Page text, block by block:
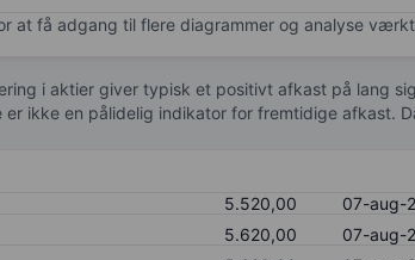
at få adgang til flere diagrammer og analyse
i aktier giver typisk et positivt afkast på lang
er ikke en pålidelig indikator for fremtidige afkast.
5.520,00
07-aug-
5.620,00
07-aug-